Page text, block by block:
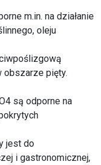
m.in. na działanie
oleju
obszarze pięty.
są odporne na
jest do
i gastronomicznej,